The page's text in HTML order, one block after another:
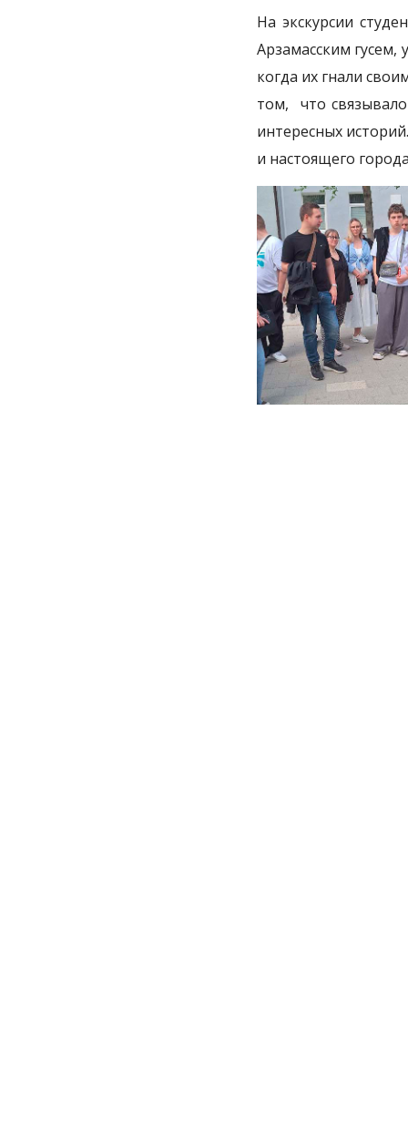
На экскурсии
Арзамасским гусем,
когда их гнали
том, что
интересных
и настоящего